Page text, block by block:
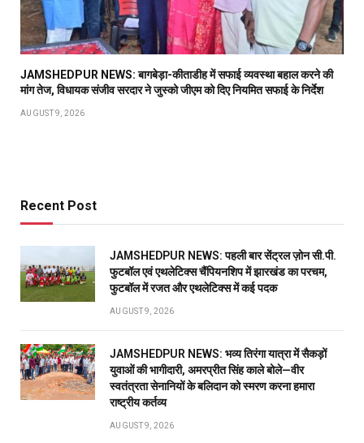
JAMSHEDPUR NEWS: बागबेड़ा-कीताडीह में सफाई व्यवस्था बहाल करने की
मांग तेज, विधायक संजीव सरदार ने जुस्को जीएम को दिए नियमित सफाई के निर्देश
AUGUST 9, 2026
Recent Post
JAMSHEDPUR NEWS: पहली बार सेंट्रल ज़ोन सी.पी.
फुटबॉल एवं एथलेटिक्स चैंपियनशिप में झारखंड का परचम,
फुटबॉल में रजत और एथलेटिक्स में कई पदक
AUGUST 9, 2026
JAMSHEDPUR NEWS: भव्य तिरंगा यात्रा में सैकड़ों
युवाओं की भागीदारी, अमरप्रीत सिंह काले बोले—वीर
स्वतंत्रता सेनानियों के बलिदान को स्मरण करना हमारा
राष्ट्रीय कर्तव्य
AUGUST 9, 2026